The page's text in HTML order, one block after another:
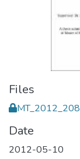
Files
Date
2012-05-10